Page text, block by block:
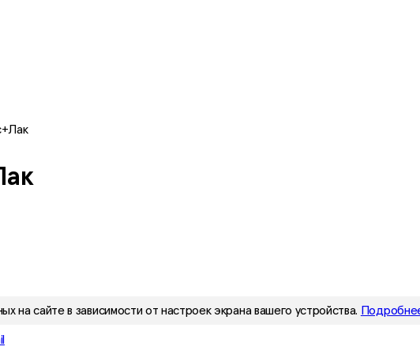
на сайте в зависимости от настроек экрана вашего устройства.